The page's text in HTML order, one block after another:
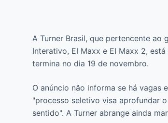
A Turner Brasil, que pertencente
Interativo, EI Maxx e EI Maxx 2,
termina no dia 19 de novembro.
O anúncio não informa se há vagas
"processo seletivo visa aprofundar
sentido". A Turner abrange ainda